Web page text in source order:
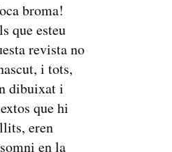
broma!
que esteu
revista no
i tots,
dibuixat i
que hi
eren
en la